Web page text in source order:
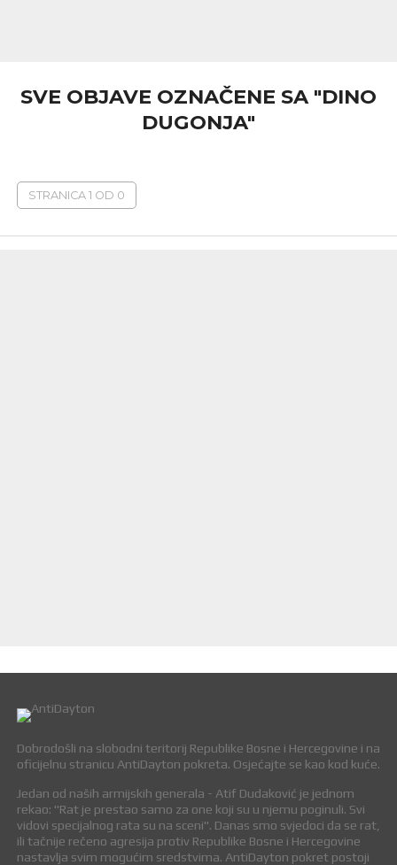
SVE OBJAVE OZNAČENE SA "DINO
DUGONJA"
STRANICA 1 OD 0
Dobrodošli na slobodni teritorij Republike Bosne i Hercegovine i na
oficijelnu stranicu AntiDayton pokreta. Osjećajte se kao kod kuće.
Jedan od naših armijskih generala - Atif Dudaković je jednom
rekao: "Rat je prestao samo za one koji su u njemu poginuli. Svi
vidovi specijalnog rata su na sceni". Danas smo svjedoci da se rat,
ili tačnije rečeno agresija protiv Republike Bosne i Hercegovine
nastavlja svim mogućim sredstvima. AntiDayton pokret postoji